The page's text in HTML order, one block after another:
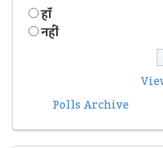
हॉं
नहीं
Polls Archive